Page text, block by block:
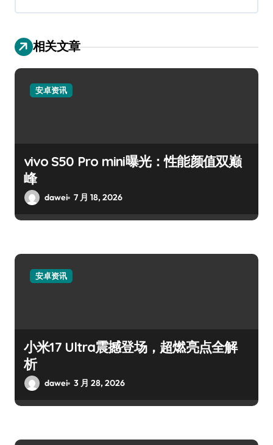
相关文章
安卓资讯
vivo S50 Pro mini曝光：性能颜值双巅
峰
dawei 7 月 18, 2026
安卓资讯
小米17 Ultra震撼登场，超燃亮点全解
析
dawei 3 月 28, 2026